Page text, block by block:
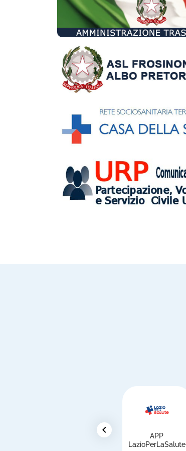
chevron_left
APP
LazioPerLaSalute